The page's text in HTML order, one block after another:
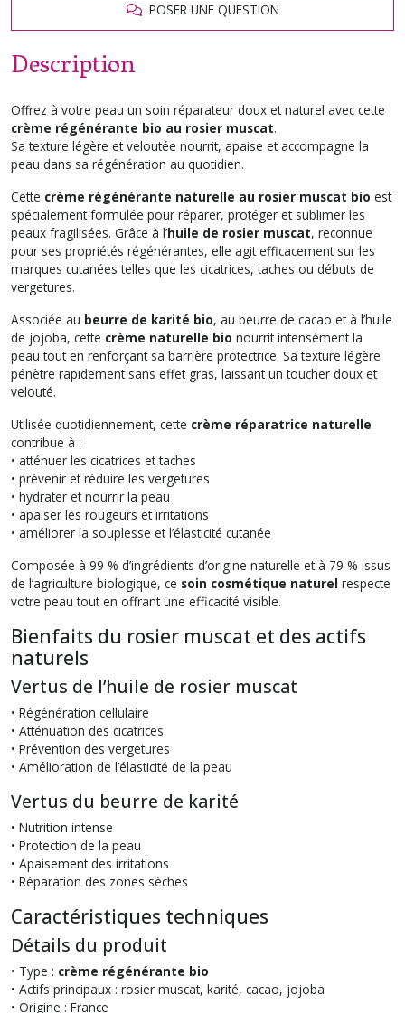
POSER UNE QUESTION
Description
Offrez à votre peau un soin réparateur doux et naturel avec cette
crème régénérante bio au rosier muscat.
Sa texture légère et veloutée nourrit, apaise et accompagne la
peau dans sa régénération au quotidien.
Cette crème régénérante naturelle au rosier muscat bio est
spécialement formulée pour réparer, protéger et sublimer les
peaux fragilisées. Grâce à l’huile de rosier muscat, reconnue
pour ses propriétés régénérantes, elle agit efficacement sur les
marques cutanées telles que les cicatrices, taches ou débuts de
vergetures.
Associée au beurre de karité bio, au beurre de cacao et à l’huile
de jojoba, cette crème naturelle bio nourrit intensément la
peau tout en renforçant sa barrière protectrice. Sa texture légère
pénètre rapidement sans effet gras, laissant un toucher doux et
velouté.
Utilisée quotidiennement, cette crème réparatrice naturelle
contribue à :
• atténuer les cicatrices et taches
• prévenir et réduire les vergetures
• hydrater et nourrir la peau
• apaiser les rougeurs et irritations
• améliorer la souplesse et l’élasticité cutanée
Composée à 99 % d’ingrédients d’origine naturelle et à 79 % issus
de l’agriculture biologique, ce soin cosmétique naturel respecte
votre peau tout en offrant une efficacité visible.
Bienfaits du rosier muscat et des actifs
naturels
Vertus de l’huile de rosier muscat
• Régénération cellulaire
• Atténuation des cicatrices
• Prévention des vergetures
• Amélioration de l’élasticité de la peau
Vertus du beurre de karité
• Nutrition intense
• Protection de la peau
• Apaisement des irritations
• Réparation des zones sèches
Caractéristiques techniques
Détails du produit
• Type : crème régénérante bio
• Actifs principaux : rosier muscat, karité, cacao, jojoba
• Origine : France